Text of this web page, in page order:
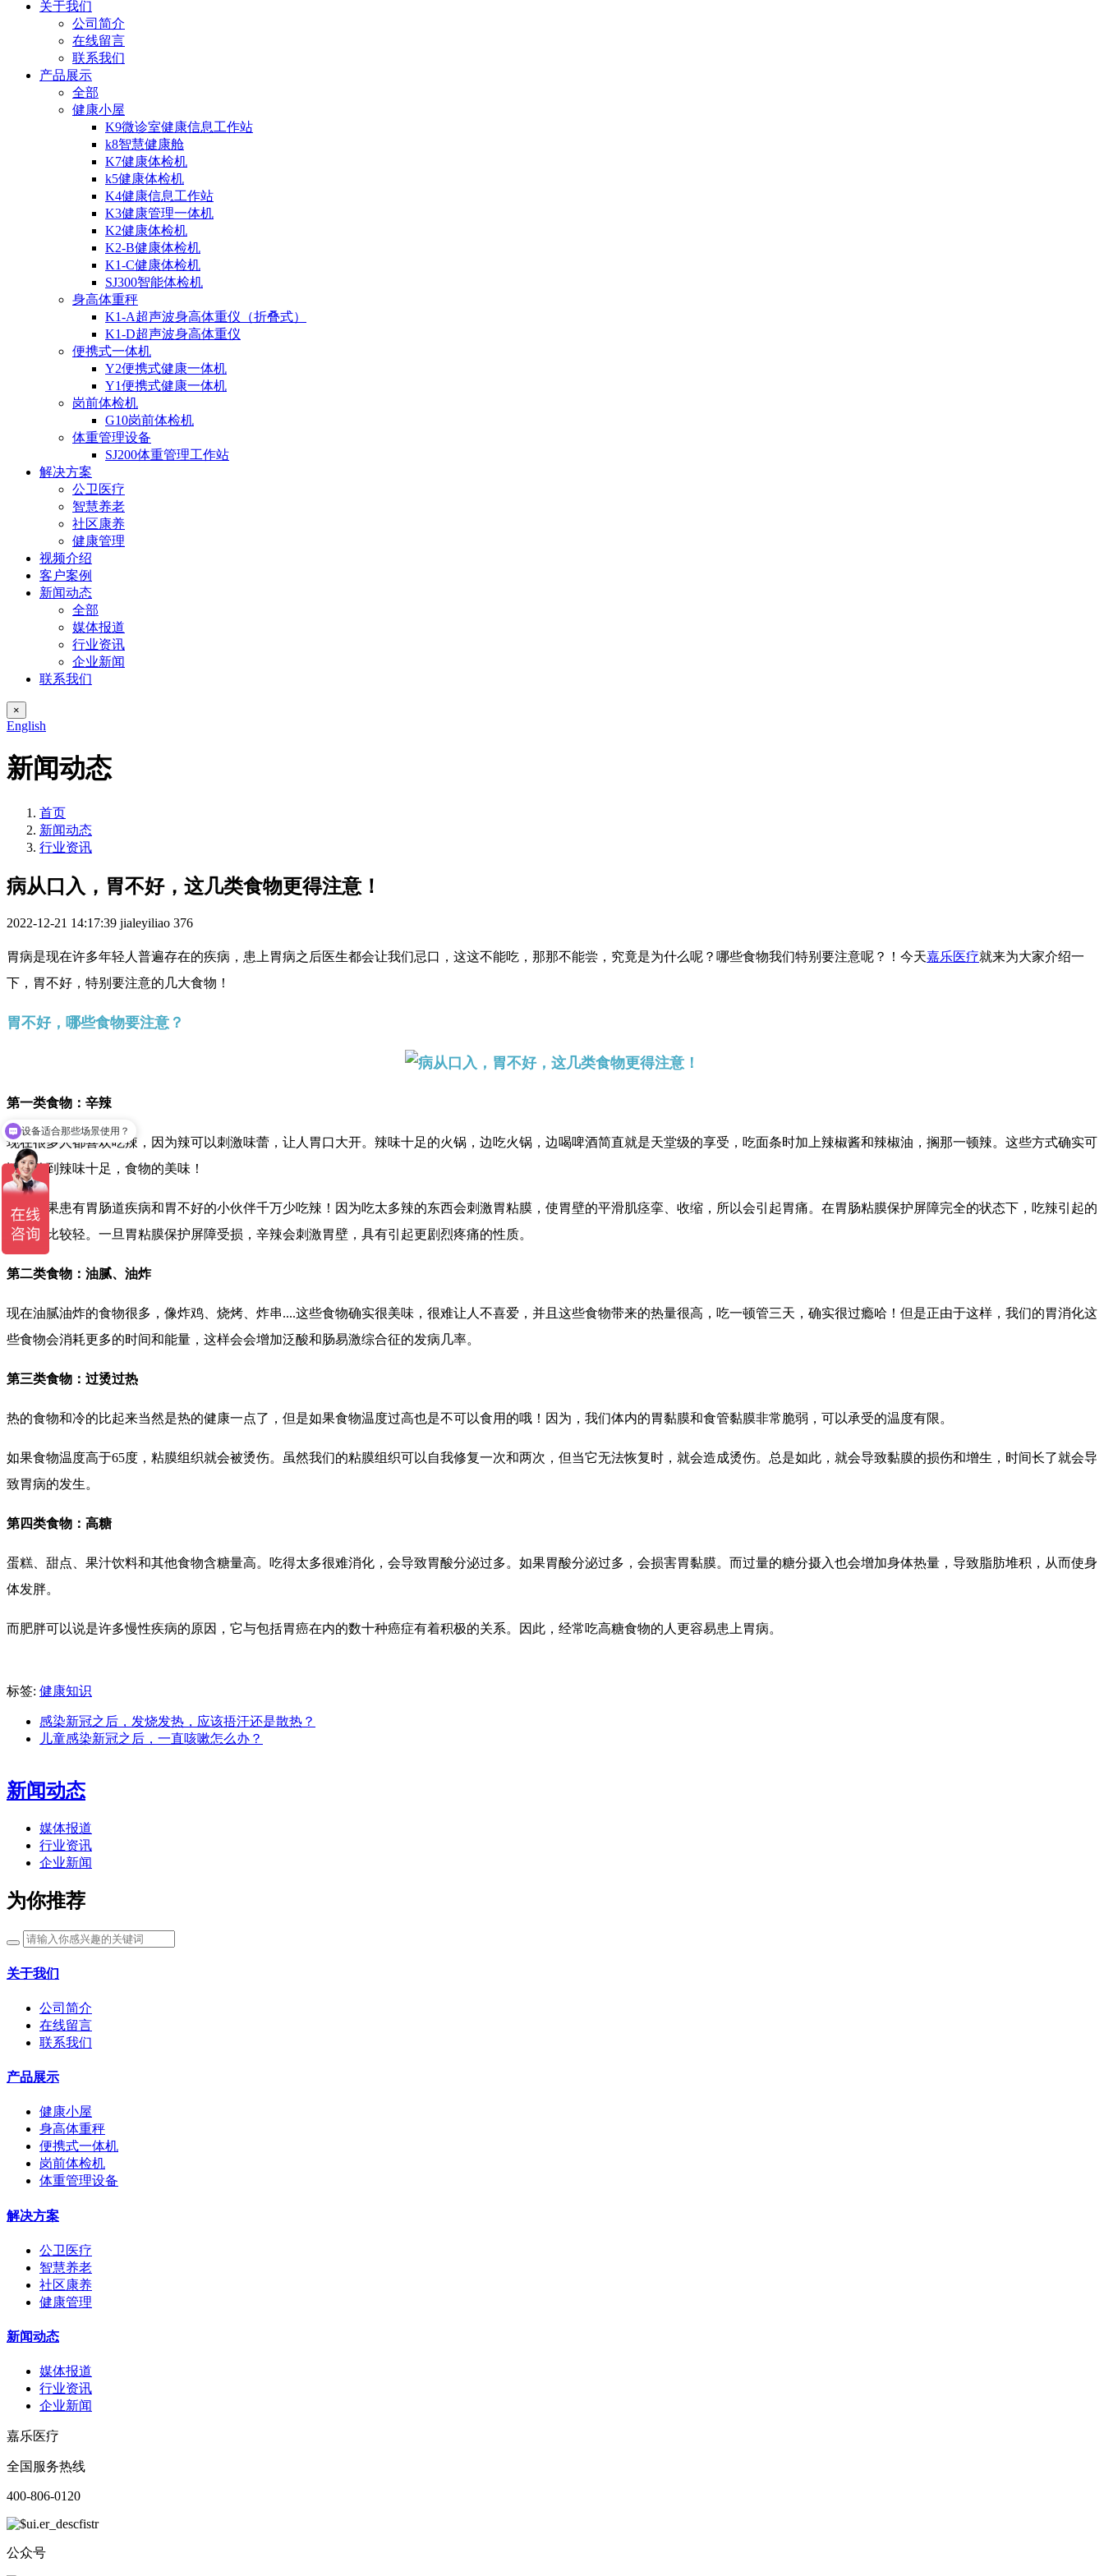
关于我们
公司简介
在线留言
联系我们
产品展示
全部
健康小屋
K9微诊室健康信息工作站
k8智慧健康舱
K7健康体检机
k5健康体检机
K4健康信息工作站
K3健康管理一体机
K2健康体检机
K2-B健康体检机
K1-C健康体检机
SJ300智能体检机
身高体重秤
K1-A超声波身高体重仪（折叠式）
K1-D超声波身高体重仪
便携式一体机
Y2便携式健康一体机
Y1便携式健康一体机
岗前体检机
G10岗前体检机
体重管理设备
SJ200体重管理工作站
解决方案
公卫医疗
智慧养老
社区康养
健康管理
视频介绍
客户案例
新闻动态
全部
媒体报道
行业资讯
企业新闻
联系我们
×
English
新闻动态
首页
新闻动态
行业资讯
病从口入，胃不好，这几类食物更得注意！
2022-12-21 14:17:39 jialeyiliao 376
胃病是现在许多年轻人普遍存在的疾病，患上胃病之后医生都会让我们忌口，这这不能吃，那那不能尝，究竟是为什么呢？哪些食物我们特别要注意呢？！今天嘉乐医疗就来为大家介绍一
下，胃不好，特别要注意的几大食物！
胃不好，哪些食物要注意？
第一类食物：辛辣
现在很多人都喜欢吃辣，因为辣可以刺激味蕾，让人胃口大开。辣味十足的火锅，边吃火锅，边喝啤酒简直就是天堂级的享受，吃面条时加上辣椒酱和辣椒油，搁那一顿辣。这些方式确实可
以体验到辣味十足，食物的美味！
但是如果患有胃肠道疾病和胃不好的小伙伴千万少吃辣！因为吃太多辣的东西会刺激胃粘膜，使胃壁的平滑肌痉挛、收缩，所以会引起胃痛。在胃肠粘膜保护屏障完全的状态下，吃辣引起的
胃痛会比较轻。一旦胃粘膜保护屏障受损，辛辣会刺激胃壁，具有引起更剧烈疼痛的性质。
第二类食物：油腻、油炸
现在油腻油炸的食物很多，像炸鸡、烧烤、炸串....这些食物确实很美味，很难让人不喜爱，并且这些食物带来的热量很高，吃一顿管三天，确实很过瘾哈！但是正由于这样，我们的胃消化这
些食物会消耗更多的时间和能量，这样会会增加泛酸和肠易激综合征的发病几率。
第三类食物：过烫过热
热的食物和冷的比起来当然是热的健康一点了，但是如果食物温度过高也是不可以食用的哦！因为，我们体内的胃黏膜和食管黏膜非常脆弱，可以承受的温度有限。
如果食物温度高于65度，粘膜组织就会被烫伤。虽然我们的粘膜组织可以自我修复一次和两次，但当它无法恢复时，就会造成烫伤。总是如此，就会导致黏膜的损伤和增生，时间长了就会导
致胃病的发生。
第四类食物：高糖
蛋糕、甜点、果汁饮料和其他食物含糖量高。吃得太多很难消化，会导致胃酸分泌过多。如果胃酸分泌过多，会损害胃黏膜。而过量的糖分摄入也会增加身体热量，导致脂肪堆积，从而使身
体发胖。
而肥胖可以说是许多慢性疾病的原因，它与包括胃癌在内的数十种癌症有着积极的关系。因此，经常吃高糖食物的人更容易患上胃病。
标签: 健康知识
感染新冠之后，发烧发热，应该捂汗还是散热？
儿童感染新冠之后，一直咳嗽怎么办？
新闻动态
媒体报道
行业资讯
企业新闻
为你推荐
关于我们
公司简介
在线留言
联系我们
产品展示
健康小屋
身高体重秤
便携式一体机
岗前体检机
体重管理设备
解决方案
公卫医疗
智慧养老
社区康养
健康管理
新闻动态
媒体报道
行业资讯
企业新闻
嘉乐医疗
全国服务热线
400-806-0120
公众号
可以介绍下你们的产品么
设备适合那些场景使用？